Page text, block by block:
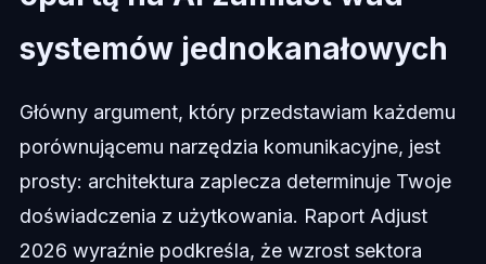
systemów jednokanałowych
Główny argument, który przedstawiam każdemu
porównującemu narzędzia komunikacyjne, jest
prosty: architektura zaplecza determinuje Twoje
doświadczenia z użytkowania. Raport Adjust
2026 wyraźnie podkreśla, że wzrost sektora